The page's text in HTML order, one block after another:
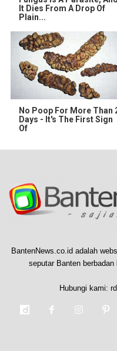
It Dies From A Drop Of
Plain...
No Poop For More Than
Days - It's The First Sign
Of
BantenNews.co.id adalah
seputar Banten
Hubungi kami: